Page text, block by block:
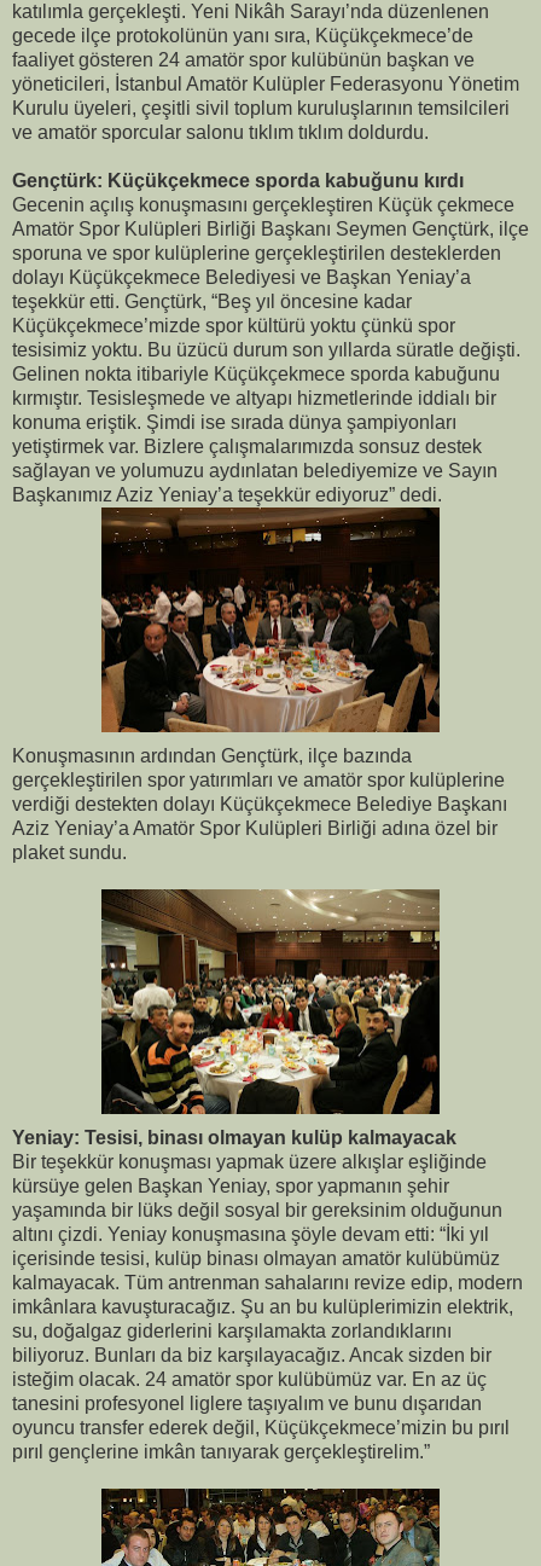
katılımla gerçekleşti. Yeni Nikâh Sarayı’nda düzenlenen
gecede ilçe protokolünün yanı sıra, Küçükçekmece’de
faaliyet gösteren 24 amatör spor kulübünün başkan ve
yöneticileri, İstanbul Amatör Kulüpler Federasyonu Yönetim
Kurulu üyeleri, çeşitli sivil toplum kuruluşlarının temsilcileri
ve amatör sporcular salonu tıklım tıklım doldurdu.
Gençtürk: Küçükçekmece sporda kabuğunu kırdı
Gecenin açılış konuşmasını gerçekleştiren Küçük çekmece
Amatör Spor Kulüpleri Birliği Başkanı Seymen Gençtürk, ilçe
sporuna ve spor kulüplerine gerçekleştirilen desteklerden
dolayı Küçükçekmece Belediyesi ve Başkan Yeniay’a
teşekkür etti. Gençtürk, “Beş yıl öncesine kadar
Küçükçekmece’mizde spor kültürü yoktu çünkü spor
tesisimiz yoktu. Bu üzücü durum son yıllarda süratle değişti.
Gelinen nokta itibariyle Küçükçekmece sporda kabuğunu
kırmıştır. Tesisleşmede ve altyapı hizmetlerinde iddialı bir
konuma eriştik. Şimdi ise sırada dünya şampiyonları
yetiştirmek var. Bizlere çalışmalarımızda sonsuz destek
sağlayan ve yolumuzu aydınlatan belediyemize ve Sayın
Başkanımız Aziz Yeniay’a teşekkür ediyoruz” dedi.
Konuşmasının ardından Gençtürk, ilçe bazında
gerçekleştirilen spor yatırımları ve amatör spor kulüplerine
verdiği destekten dolayı Küçükçekmece Belediye Başkanı
Aziz Yeniay’a Amatör Spor Kulüpleri Birliği adına özel bir
plaket sundu.
Yeniay: Tesisi, binası olmayan kulüp kalmayacak
Bir teşekkür konuşması yapmak üzere alkışlar eşliğinde
kürsüye gelen Başkan Yeniay, spor yapmanın şehir
yaşamında bir lüks değil sosyal bir gereksinim olduğunun
altını çizdi. Yeniay konuşmasına şöyle devam etti: “İki yıl
içerisinde tesisi, kulüp binası olmayan amatör kulübümüz
kalmayacak. Tüm antrenman sahalarını revize edip, modern
imkânlara kavuşturacağız. Şu an bu kulüplerimizin elektrik,
su, doğalgaz giderlerini karşılamakta zorlandıklarını
biliyoruz. Bunları da biz karşılayacağız. Ancak sizden bir
isteğim olacak. 24 amatör spor kulübümüz var. En az üç
tanesini profesyonel liglere taşıyalım ve bunu dışarıdan
oyuncu transfer ederek değil, Küçükçekmece’mizin bu pırıl
pırıl gençlerine imkân tanıyarak gerçekleştirelim.”